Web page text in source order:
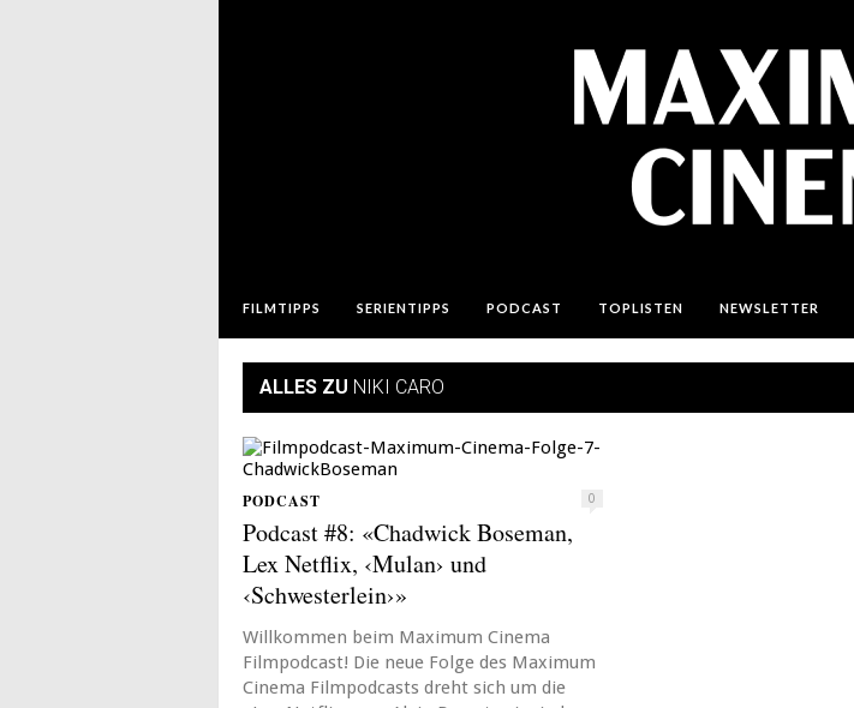
FILMTIPPS SERIENTIPPS PODCAST TOPLISTEN NEWSLETTER
ALLES ZU NIKI CARO
PODCAST 0
Podcast #8: «Chadwick Boseman,
Lex Netflix, ‹Mulan› und
‹Schwesterlein›»
Willkommen beim Maximum Cinema
Filmpodcast! Die neue Folge des Maximum
Cinema Filmpodcasts dreht sich um die